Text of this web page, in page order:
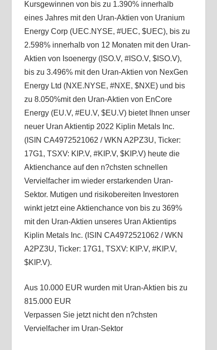
Kursgewinnen von bis zu 1.390% innerhalb
eines Jahres mit den Uran-Aktien von Uranium
Energy Corp (UEC.NYSE, #UEC, $UEC), bis zu
2.598% innerhalb von 12 Monaten mit den Uran-
Aktien von Isoenergy (ISO.V, #ISO.V, $ISO.V),
bis zu 3.496% mit den Uran-Aktien von NexGen
Energy Ltd (NXE.NYSE, #NXE, $NXE) und bis
zu 8.050%mit den Uran-Aktien von EnCore
Energy (EU.V, #EU.V, $EU.V) bietet Ihnen unser
neuer Uran Aktientip 2022 Kiplin Metals Inc.
(ISIN CA4972521062 / WKN A2PZ3U, Ticker:
17G1, TSXV: KIP.V, #KIP.V, $KIP.V) heute die
Aktienchance auf den n?chsten schnellen
Vervielfacher im wieder erstarkenden Uran-
Sektor. Mutigen und risikobereiten Investoren
winkt jetzt eine Aktienchance von bis zu 369%
mit den Uran-Aktien unseres Uran Aktientips
Kiplin Metals Inc. (ISIN CA4972521062 / WKN
A2PZ3U, Ticker: 17G1, TSXV: KIP.V, #KIP.V,
$KIP.V).
Aus 10.000 EUR wurden mit Uran-Aktien bis zu
815.000 EUR
Verpassen Sie jetzt nicht den n?chsten
Vervielfacher im Uran-Sektor